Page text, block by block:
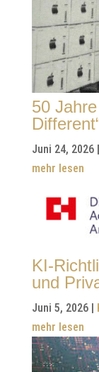
50
Juni 24, 2026|
mehr lesen
KI-
und
Juni 5, 2026|
mehr lesen